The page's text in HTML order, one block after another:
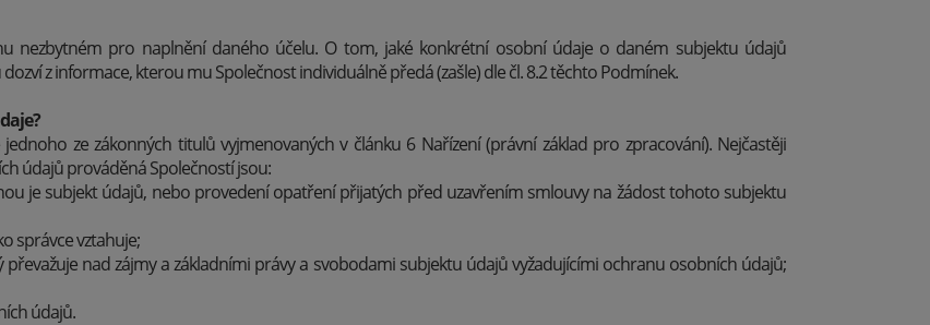
nezbytném pro naplnění daného účelu. O tom, jaké konkrétní osobní údaje o daném subjektu údajů
z informace, kterou mu Společnost individuálně předá (zašle) dle čl. 8.2 těchto Podmínek.
ze zákonných titulů vyjmenovaných v článku 6 Nařízení (právní základ pro zpracování). Nejčastěji
údajů prováděná Společností jsou:
je subjekt údajů, nebo provedení opatření přijatých před uzavřením smlouvy na žádost tohoto subjektu
správce vztahuje;
nad zájmy a základními právy a svobodami subjektu údajů vyžadujícími ochranu osobních údajů;
údajů.